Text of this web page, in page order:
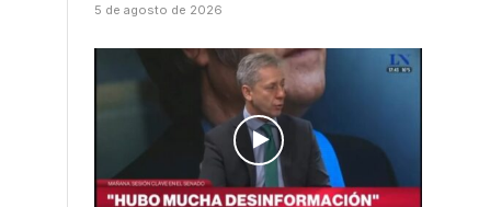
5 de agosto de 2026